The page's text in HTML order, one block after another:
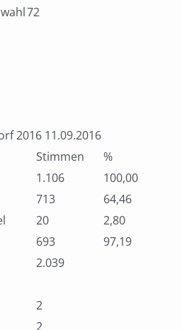
72
2016 11.09.2016
Stimmen
%
1.106
100,00
713
64,46
20
2,80
693
97,19
2.039
2
2